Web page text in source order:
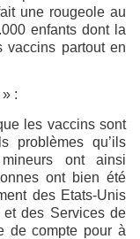
une rougeole au
enfants dont la
vaccins partout en
:
les vaccins sont
problèmes qu’ils
ont ainsi
ont bien été
des Etats-Unis
et des Services de
de compte pour à